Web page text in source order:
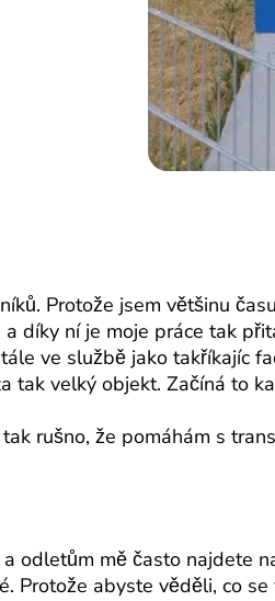
Protože jsem většinu
díky ní je moje práce tak
ve službě jako takříkajíc
velký objekt. Začíná to
rušno, že pomáhám s
odletům mě často najdete
Protože abyste věděli, co